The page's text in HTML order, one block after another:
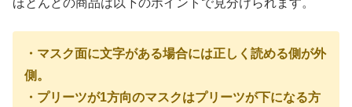
・マスク面に文字がある場合には正しく読める側が外
側。
・プリーツが1方向のマスクはプリーツが下になる方